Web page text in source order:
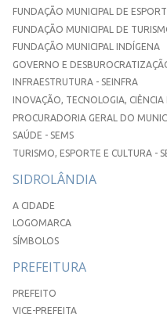
FUNDAÇÃO MUNICIPAL DE
FUNDAÇÃO MUNICIPAL DE
FUNDAÇÃO MUNICIPAL INDÍGENA
GOVERNO E
INFRAESTRUTURA - SEINFRA
INOVAÇÃO, TECNOLOGIA,
PROCURADORIA GERAL DO
SAÚDE - SEMS
TURISMO, ESPORTE E CULTURA -
SIDROLÂNDIA
A CIDADE
LOGOMARCA
SÍMBOLOS
PREFEITURA
PREFEITO
VICE-PREFEITA